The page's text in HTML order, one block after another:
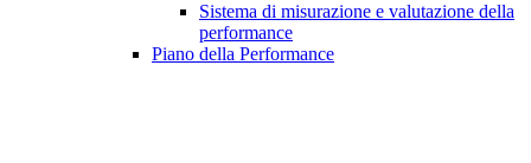
Sistema di misurazione e valutazione della
performance
Piano della Performance